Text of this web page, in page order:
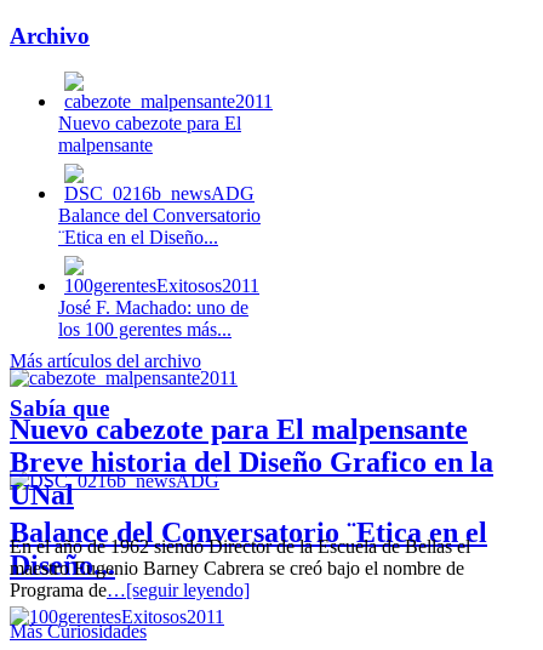
Archivo
Nuevo cabezote para El
malpensante
Balance del Conversatorio
¨Etica en el Diseño...
José F. Machado: uno de
los 100 gerentes más...
Nuevo cabezote para El malpensante
Balance del Conversatorio ¨Etica en el
Diseño...
Más artículos del archivo
Sabía que
Breve historia del Diseño Grafico en la
UNal
En el año de 1962 siendo Director de la Escuela de Bellas el
maestro Eugenio Barney Cabrera se creó bajo el nombre de
Programa de…[seguir leyendo]
Más Curiosidades